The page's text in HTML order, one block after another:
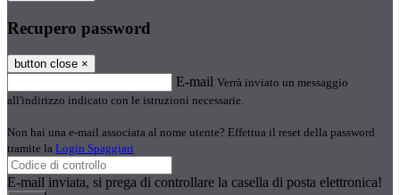
Recupero password
button close ×
E-mail Verrà inviato un messaggio
all'indirizzo indicato con le istruzioni necessarie.
Non hai una e-mail associata al nome utente? Effettua il reset della password
tramite la Login Spaggiari
E-mail inviata, si prega di controllare la casella di posta elettronica!